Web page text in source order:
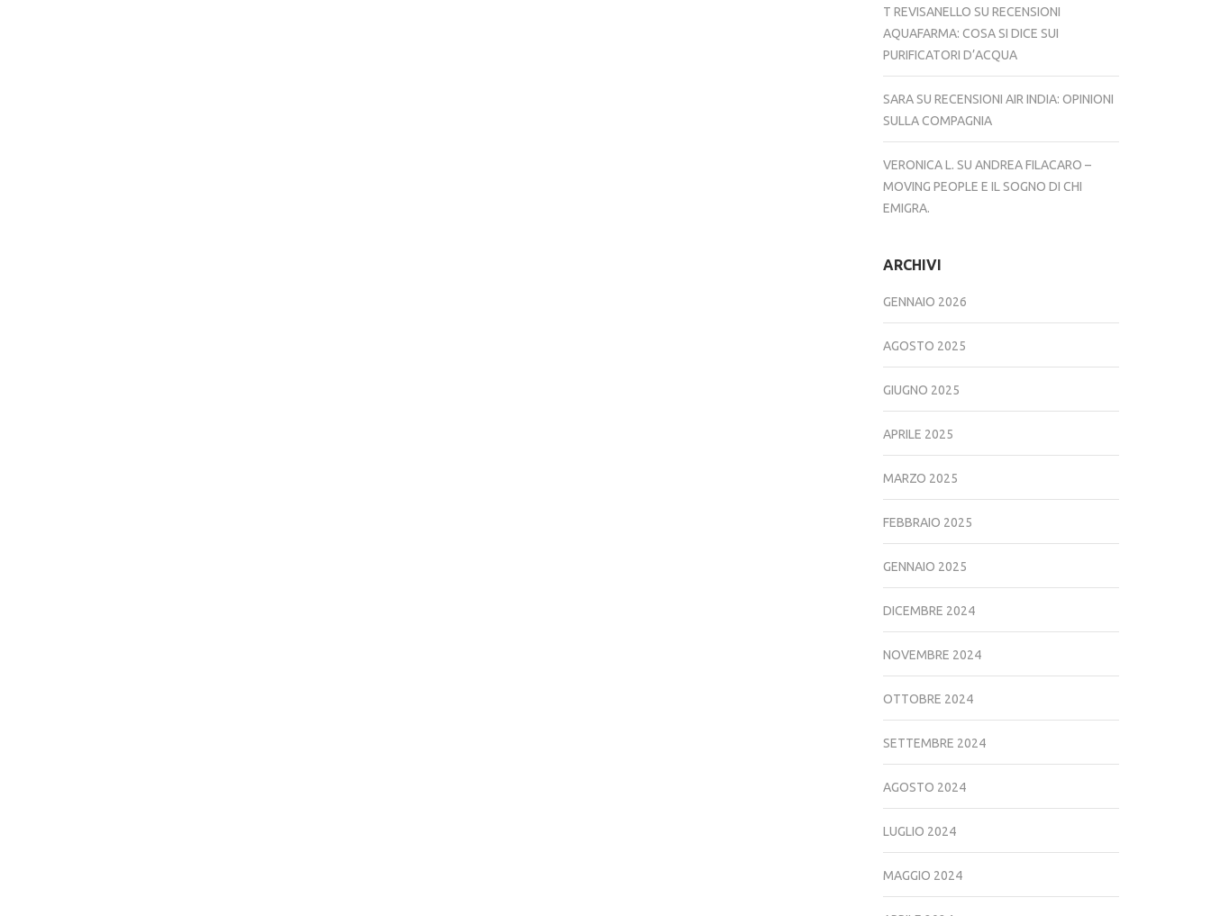
T REVISANELLO SU RECENSIONI
AQUAFARMA: COSA SI DICE SUI
PURIFICATORI D’ACQUA
SARASU RECENSIONI AIR INDIA: OPINIONI
SULLA COMPAGNIA
VERONICA L. SU ANDREA FILACARO –
MOVING PEOPLE E IL SOGNO DI CHI
EMIGRA.
ARCHIVI
GENNAIO 2026
AGOSTO 2025
GIUGNO 2025
APRILE 2025
MARZO 2025
FEBBRAIO 2025
GENNAIO 2025
DICEMBRE 2024
NOVEMBRE 2024
OTTOBRE 2024
SETTEMBRE 2024
AGOSTO 2024
LUGLIO 2024
MAGGIO 2024